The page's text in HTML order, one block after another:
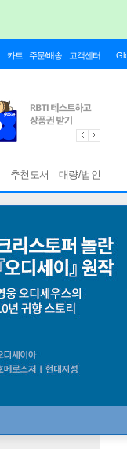
카트 주문/배송 고객센터
추천도서 대량/법인